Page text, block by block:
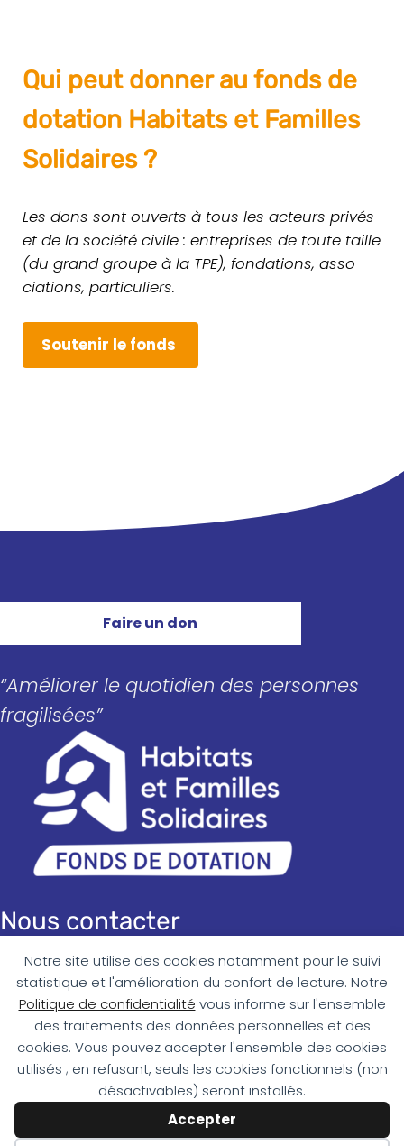
Notre site utilise des cookies notamment pour le suivi
statistique et l'amélioration du confort de lecture. Notre
Politique de confidentialité vous informe sur l'ensemble
des traitements des données personnelles et des
cookies. Vous pouvez accepter l'ensemble des cookies
utilisés ; en refusant, seuls les cookies fonctionnels (non
désactivables) seront installés.
Accepter
Qui peut donner au fonds de
dotation Habitats et Familles
Solidaires ?
Les dons sont ouverts à tous les acteurs privés
et de la société civile : entre­prises de toute taille
(du grand groupe à la TPE), fon­da­tions, asso­
cia­tions, par­ti­cu­liers.
Sou­te­nir le fonds
Faire un don
“Améliorer le quotidien des personnes
fragilisées”
Nous contacter
Messagerie :contact@fonds-hfs.fr
Téléphone : 09 72 57 57 98
Adresse :
11 rue Paul Déroulède
68100 MULHOUSE